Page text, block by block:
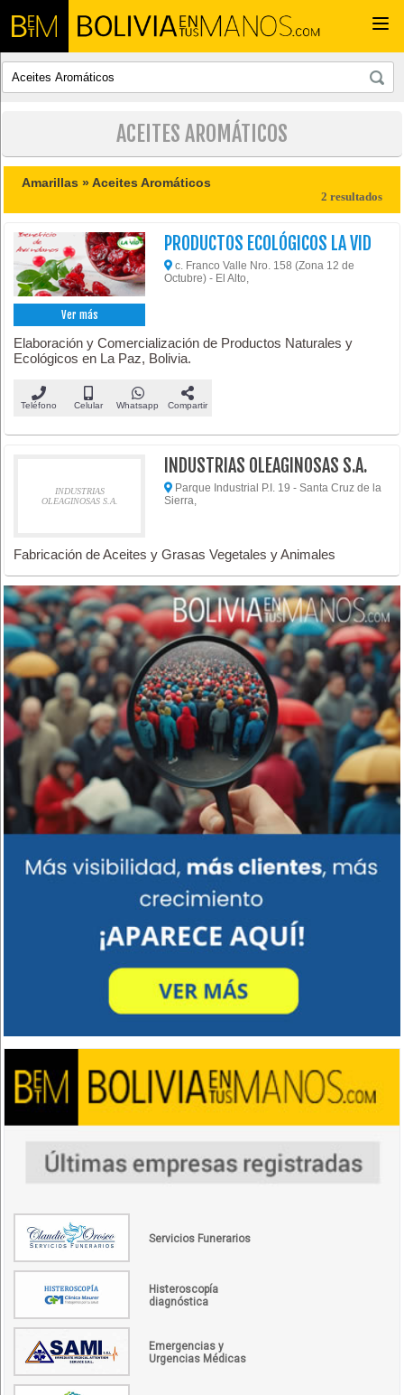
ACEITES AROMÁTICOS
Amarillas »Aceites Aromáticos
2 resultados
Ver más
PRODUCTOS ECOLÓGICOS LA VID
c. Franco Valle Nro. 158 (Zona 12 de
Octubre) - El Alto,
Elaboración y Comercialización de Productos Naturales y
Ecológicos en La Paz, Bolivia.
Teléfono Celular Whatsapp Compartir
INDUSTRIAS
OLEAGINOSAS S.A.
INDUSTRIAS OLEAGINOSAS S.A.
Parque Industrial P.I. 19 - Santa Cruz de la
Sierra,
Fabricación de Aceites y Grasas Vegetales y Animales
Servicios Funerarios
Histeroscopía
diagnóstica
Emergencias y
Urgencias Médicas